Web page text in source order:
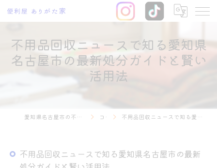
不用品回収ニュースで知る愛知県
名古屋市の最新処分ガイドと賢い
活用法
愛知県名古屋市の不用品回収なら便利屋 ありがた家 コラム 不用品回収ニュースで知る愛知県名古屋市の最新処分ガイドと賢い活用法
不用品回収ニュースで知る愛知県名古屋市の最新